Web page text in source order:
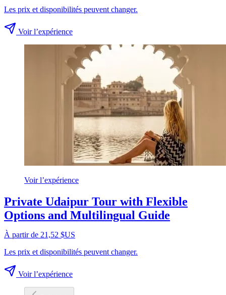
Les prix et disponibilités peuvent changer.
Voir l’expérience
Voir l’expérience
Private Udaipur Tour with Flexible
Options and Multilingual Guide
À partir de 21,52 $US
Les prix et disponibilités peuvent changer.
Voir l’expérience